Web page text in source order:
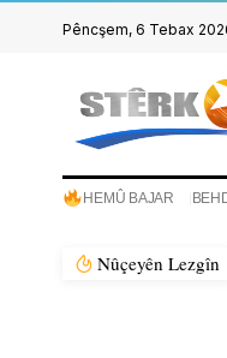
Pêncşem, 6 Tebax
HEMÛ BAJAR
Nûçeyên Lezgîn